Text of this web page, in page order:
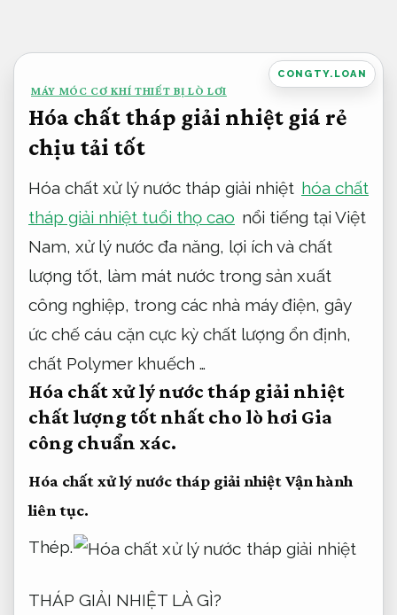
nội
dung
CONGTY.LOAN
MÁY MÓC CƠ KHÍ THIẾT BỊ LÒ LƠI
Hóa chất tháp giải nhiệt giá rẻ
chịu tải tốt
Hóa chất xử lý nước tháp giải nhiệt hóa chất
tháp giải nhiệt tuổi thọ cao nổi tiếng tại Việt
Nam, xử lý nước đa năng, lợi ích và chất
lượng tốt, làm mát nước trong sản xuất
công nghiệp, trong các nhà máy điện, gây
ức chế cáu cặn cực kỳ chất lượng ổn định,
chất Polymer khuếch …
Hóa chất xử lý nước tháp giải nhiệt
chất lượng tốt nhất cho lò hơi Gia
công chuẩn xác.
Hóa chất xử lý nước tháp giải nhiệtVận hành
liên tục.
Thép.
THÁP GIẢI NHIỆT LÀ GÌ?